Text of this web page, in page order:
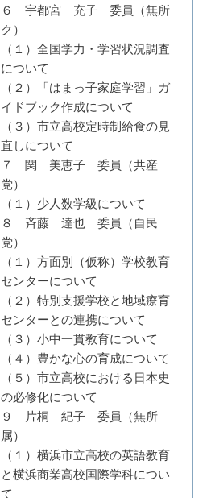
６ 宇都宮 充子 委員（無所
ク）
（１）全国学力・学習状況調査
について
（２）「はまっ子家庭学習」ガ
イドブック作成について
（３）市立高校定時制給食の見
直しについて
７ 関 美恵子 委員（共産
党）
（１）少人数学級について
８ 斉藤 達也 委員（自民
党）
（１）方面別（仮称）学校教育
センターについて
（２）特別支援学校と地域療育
センターとの連携について
（３）小中一貫教育について
（４）豊かな心の育成について
（５）市立高校における日本史
の必修化について
９ 片桐 紀子 委員（無所
属）
（１）横浜市立高校の英語教育
と横浜商業高校国際学科につい
て